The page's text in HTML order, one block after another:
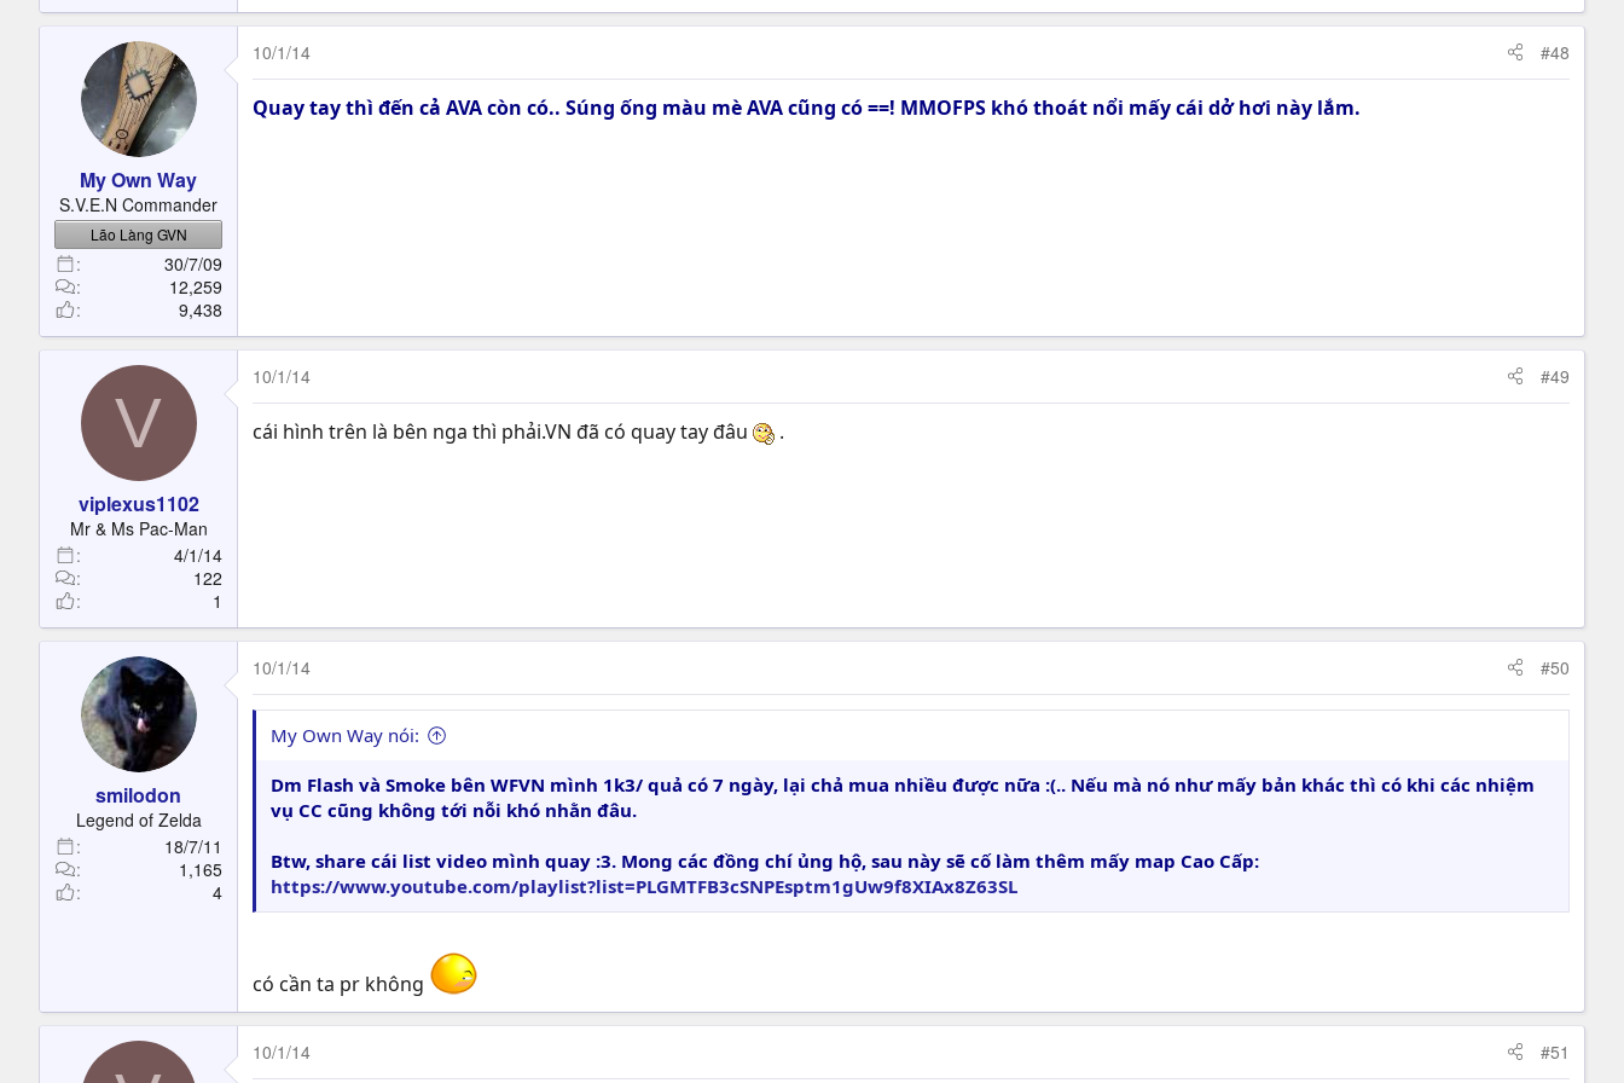
My Own Way
S.V.E.N Commander
Lão Làng GVN
30/7/09
12,259
9,438
10/1/14 #48
Quay tay thì đến cả AVA còn có.. Súng ống màu mè AVA cũng có ==! MMOFPS khó thoát nổi mấy cái dở hơi này lắm.
V
viplexus1102
Mr & Ms Pac-Man
4/1/14
122
1
10/1/14 #49
cái hình trên là bên nga thì phải.VN đã có quay tay đâu .
smilodon
Legend of Zelda
18/7/11
1,165
4
10/1/14 #50
My Own Way nói:
Dm Flash và Smoke bên WFVN mình 1k3/ quả có 7 ngày, lại chả mua nhiều được nữa :(.. Nếu mà nó như mấy bản khác thì có khi các nhiệm
vụ CC cũng không tới nỗi khó nhằn đâu.
Btw, share cái list video mình quay :3. Mong các đồng chí ủng hộ, sau này sẽ cố làm thêm mấy map Cao Cấp:
https://www.youtube.com/playlist?list=PLGMTFB3cSNPEsptm1gUw9f8XIAx8Z63SL
có cần ta pr không
10/1/14 #51